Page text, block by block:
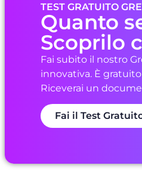
TEST GRATUITO
Quanto
Scoprilo
Fai subito il nostro
innovativa. È
Riceverai un
Fai il Test